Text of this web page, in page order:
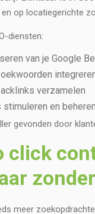
op locatiegerichte
diensten:
van je Google
verzamelen
stimuleren en beheren
gevonden door
click
meer